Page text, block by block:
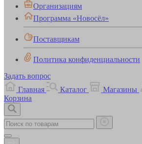
Организациям
Программа «Новосёл»
Поставщикам
Политика конфиденциальности
Задать вопрос
Главная
Каталог Магазины
Корзина